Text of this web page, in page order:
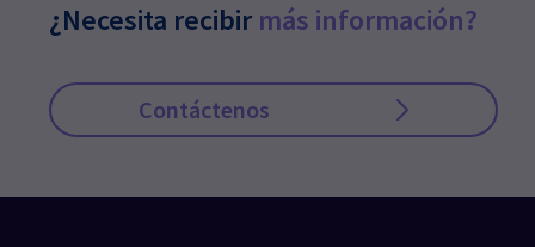
¿Necesita recibir más información?
Contáctenos